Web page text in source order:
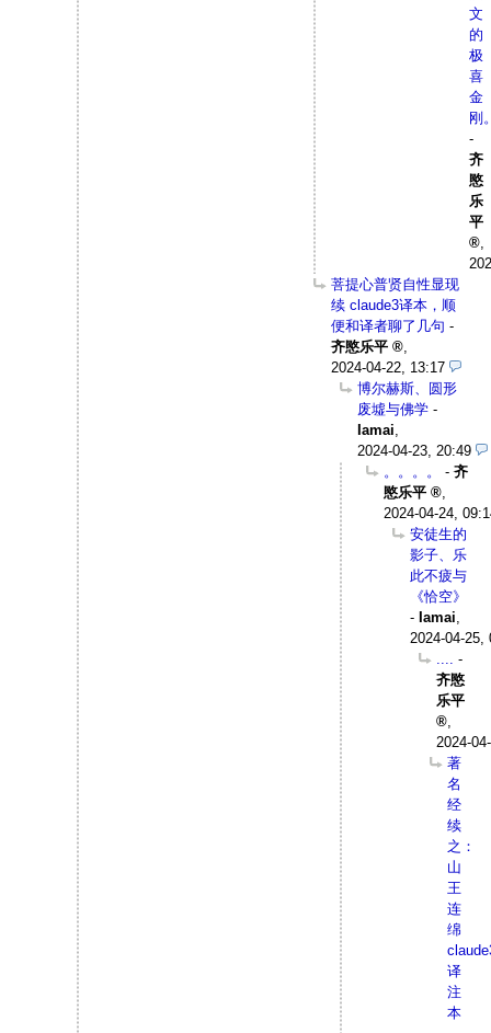
文
的
极
喜
金
刚
-
齐
愍
乐
平
菩提心普贤自性显现
续 claude3译本，顺
便和译者聊了几句 -
齐愍乐平
2024-04-22, 13:17
博尔赫斯、圆形
废墟与佛学 -
Iamai
2024-04-23, 20:49
。。。。
-齐
愍乐平
2024-04-24,
安徒生的
影子、乐
此不疲与
《恰空》
- Iamai
2024-04-25,
-
齐愍
乐平
2024-
著
名
经
续
之：
山
王
连
绵
译
注
本